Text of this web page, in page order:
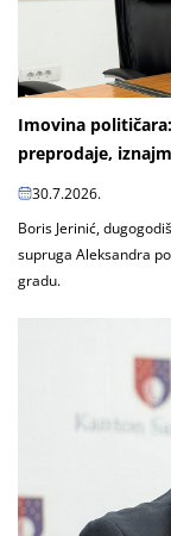
Imovina
preprodaje,
30.7.2026.
Boris Jerinić,
supruga Aleksandra
gradu.